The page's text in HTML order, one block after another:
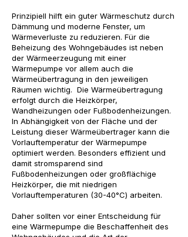
Prinzipiell hilft ein guter Wärmeschutz durch
Dämmung und moderne Fenster, um
Wärmeverluste zu reduzieren. Für die
Beheizung des Wohngebäudes ist neben
der Wärmeerzeugung mit einer
Wärmepumpe vor allem auch die
Wärmeübertragung in den jeweiligen
Räumen wichtig. Die Wärmeübertragung
erfolgt durch die Heizkörper,
Wandheizungen oder Fußbodenheizungen.
In Abhängigkeit von der Fläche und der
Leistung dieser Wärmeübertrager kann die
Vorlauftemperatur der Wärmepumpe
optimiert werden. Besonders effizient und
damit stromsparend sind
Fußbodenheizungen oder großflächige
Heizkörper, die mit niedrigen
Vorlauftemperaturen (30-40°C) arbeiten.
Daher sollten vor einer Entscheidung für
eine Wärmepumpe die Beschaffenheit des